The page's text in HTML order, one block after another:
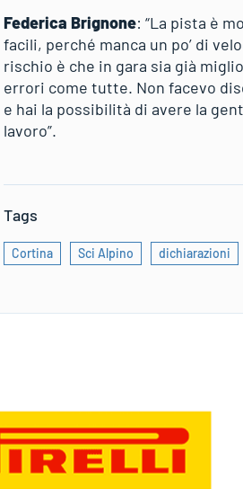
Federica Brignone: “La pista è
facili, perché manca un po’ di
rischio è che in gara sia già
errori come tutte. Non facevo
e hai la possibilità di avere la
lavoro”.
Tags
Cortina Sci Alpino dichiarazioni